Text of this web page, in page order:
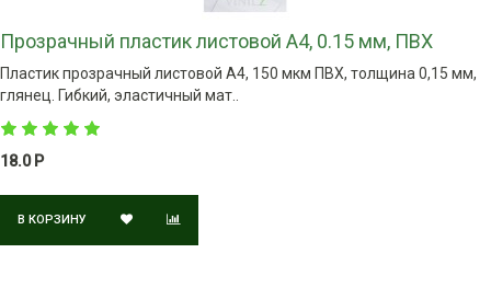
Прозрачный пластик листовой А4, 0.15 мм, ПВХ
Пластик прозрачный листовой А4, 150 мкм ПВХ, толщина 0,15 мм,
глянец. Гибкий, эластичный мат..
18.0 Р
В КОРЗИНУ